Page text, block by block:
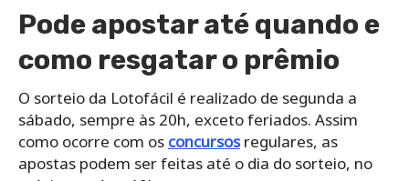
Pode apostar até quando e
como resgatar o prêmio
O sorteio da Lotofácil é realizado de segunda a
sábado, sempre às 20h, exceto feriados. Assim
como ocorre com os concursosregulares, as
apostas podem ser feitas até o dia do sorteio, no